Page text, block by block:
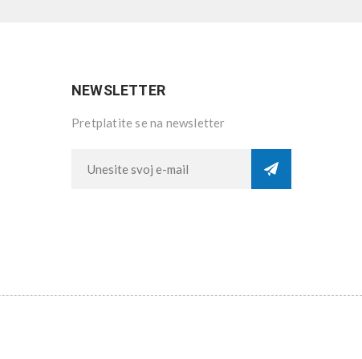
NEWSLETTER
Pretplatite se na newsletter